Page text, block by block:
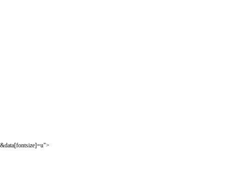
&data[fontsize]=u">